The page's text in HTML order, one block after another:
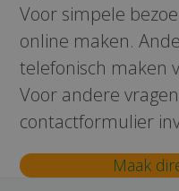
Voor simpele
online maken.
telefonisch maken
Voor andere
contactformulier
Maak